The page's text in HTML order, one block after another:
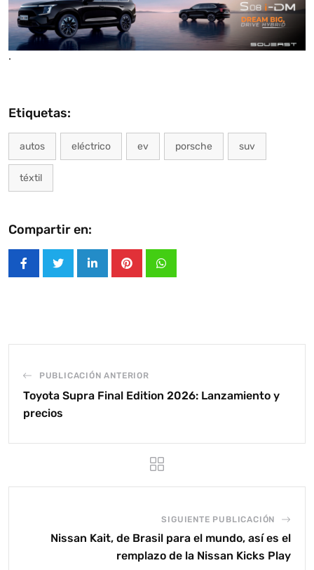
.
Etiquetas:
autos eléctrico ev porsche suv
téxtil
Compartir en:
LinkedInPinterestWhatsapp
PUBLICACIÓN ANTERIOR
Toyota Supra Final Edition 2026: Lanzamiento y
precios
SIGUIENTE PUBLICACIÓN
Nissan Kait, de Brasil para el mundo, así es el
remplazo de la Nissan Kicks Play